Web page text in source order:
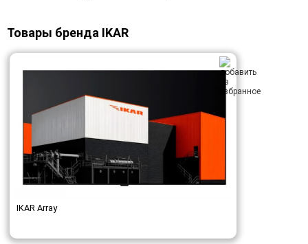
Товары бренда IKAR
IKAR Array